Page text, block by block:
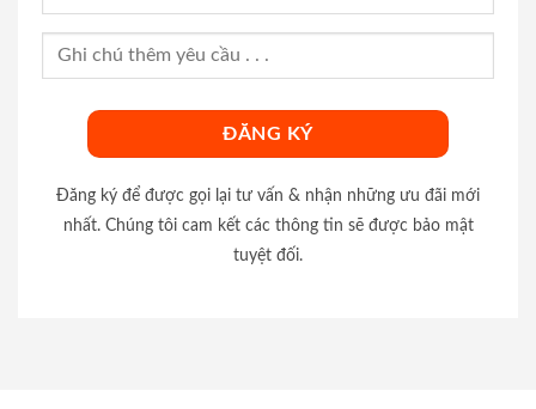
Đăng ký để được gọi lại tư vấn & nhận những ưu đãi mới
nhất. Chúng tôi cam kết các thông tin sẽ được bảo mật
tuyệt đối.